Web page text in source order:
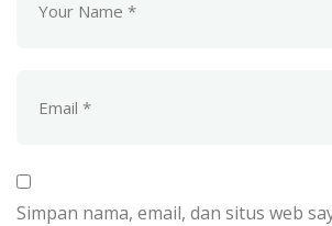
Simpan nama, email, dan situs web